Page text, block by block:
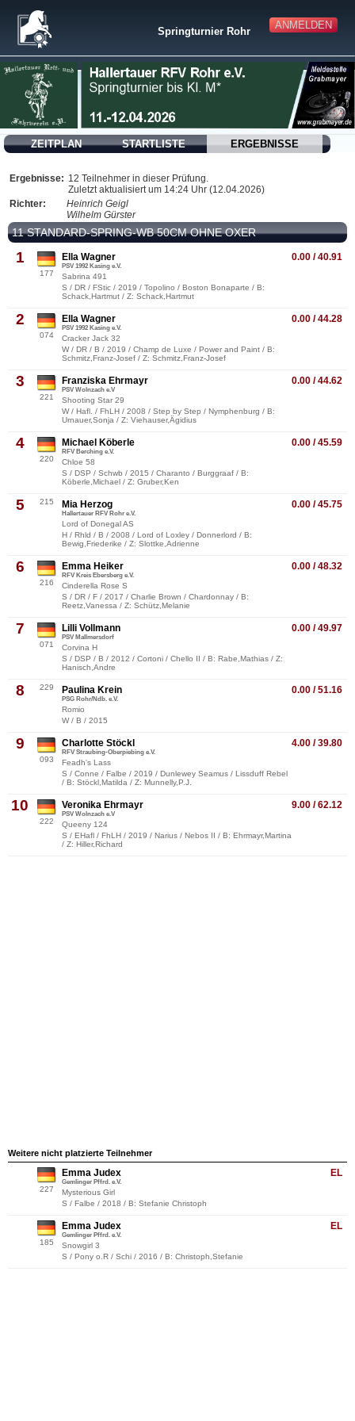
ANMELDEN
Springturnier Rohr
ZEITPLAN STARTLISTE ERGEBNISSE
Ergebnisse: 12 Teilnehmer in dieser Prüfung.
Zuletzt aktualisiert um 14:24 Uhr (12.04.2026)
Richter:
Heinrich Geigl
Wilhelm Gürster
11 STANDARD-SPRING-WB 50CM OHNE OXER
1
177
0.00 / 40.91
Ella Wagner
PSV 1992 Kasing e.V.
Sabrina 491
S / DR / FStic / 2019 / Topolino / Boston Bonaparte / B:
Schack,Hartmut / Z: Schack,Hartmut
2
074
0.00 / 44.28
Ella Wagner
PSV 1992 Kasing e.V.
Cracker Jack 32
W / DR / B / 2019 / Champ de Luxe / Power and Paint / B:
Schmitz,Franz-Josef / Z: Schmitz,Franz-Josef
3
221
0.00 / 44.62
Franziska Ehrmayr
PSV Wolnzach e.V
Shooting Star 29
W / Hafl. / FhLH / 2008 / Step by Step / Nymphenburg / B:
Urnauer,Sonja / Z: Viehauser,Ägidius
4
220
0.00 / 45.59
Michael Köberle
RFV Berching e.V.
Chloe 58
S / DSP / Schwb / 2015 / Charanto / Burggraaf / B:
Köberle,Michael / Z: Gruber,Ken
5 215 0.00 / 45.75
Mia Herzog
Hallertauer RFV Rohr e.V.
Lord of Donegal AS
H / Rhld / B / 2008 / Lord of Loxley / Donnerlord / B:
Bewig,Friederike / Z: Slottke,Adrienne
6
216
0.00 / 48.32
Emma Heiker
RFV Kreis Ebersberg e.V.
Cinderella Rose S
S / DR / F / 2017 / Charlie Brown / Chardonnay / B:
Reetz,Vanessa / Z: Schütz,Melanie
7
071
0.00 / 49.97
Lilli Vollmann
PSV Mallmersdorf
Corvina H
S / DSP / B / 2012 / Cortoni / Chello II / B: Rabe,Mathias / Z:
Hanisch,Andre
8 229 0.00 / 51.16
Paulina Krein
PSG Rohr/Ndb. e.V.
Romio
W / B / 2015
9
093
4.00 / 39.80
Charlotte Stöckl
RFV Straubing-Oberpiebing e.V.
Feadh's Lass
S / Conne / Falbe / 2019 / Dunlewey Seamus / Lissduff Rebel
/ B: Stöckl,Matilda / Z: Munnelly,P.J.
10
222
9.00 / 62.12
Veronika Ehrmayr
PSV Wolnzach e.V
Queeny 124
S / EHafl / FhLH / 2019 / Narius / Nebos II / B: Ehrmayr,Martina
/ Z: Hiller,Richard
Weitere nicht platzierte Teilnehmer
227
EL
Emma Judex
Gemlinger Pffrd. e.V.
Mysterious Girl
S / Falbe / 2018 / B: Stefanie Christoph
185
EL
Emma Judex
Gemlinger Pffrd. e.V.
Snowgirl 3
S / Pony o.R / Schi / 2016 / B: Christoph,Stefanie